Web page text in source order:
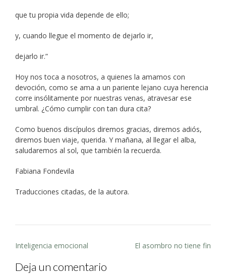
que tu propia vida depende de ello;
y, cuando llegue el momento de dejarlo ir,
dejarlo ir.”
Hoy nos toca a nosotros, a quienes la amamos con
devoción, como se ama a un pariente lejano cuya herencia
corre insólitamente por nuestras venas, atravesar ese
umbral. ¿Cómo cumplir con tan dura cita?
Como buenos discípulos diremos gracias, diremos adiós,
diremos buen viaje, querida. Y mañana, al llegar el alba,
saludaremos al sol, que también la recuerda.
Fabiana Fondevila
Traducciones citadas, de la autora.
Post
Inteligencia emocional El asombro no tiene fin
Deja un comentario